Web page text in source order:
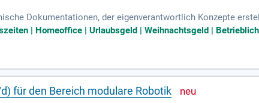
Dokumentationen, der eigenverantwortlich Konzepte
im Bereich Technische Redaktion und erste Erfahrungen
Arbeitsweise sowie technisches Verständnis sind
kundenorientierte Persönlichkeit sind, freuen
| Homeoffice | Urlaubsgeld | Weihnachtsgeld |
für den Bereich modulare Robotik